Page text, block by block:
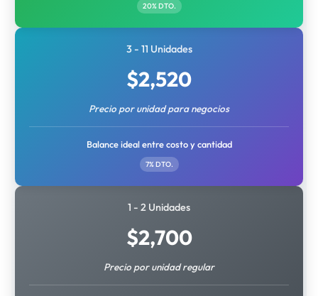
20% DTO.
3 - 11 Unidades
$2,520
Precio por unidad para negocios
Balance ideal entre costo y cantidad
7% DTO.
1 - 2 Unidades
$2,700
Precio por unidad regular